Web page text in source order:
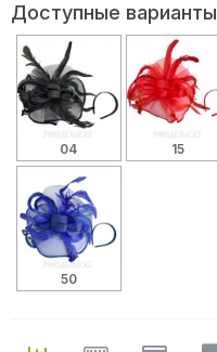
Доступные варианты
04 15
50